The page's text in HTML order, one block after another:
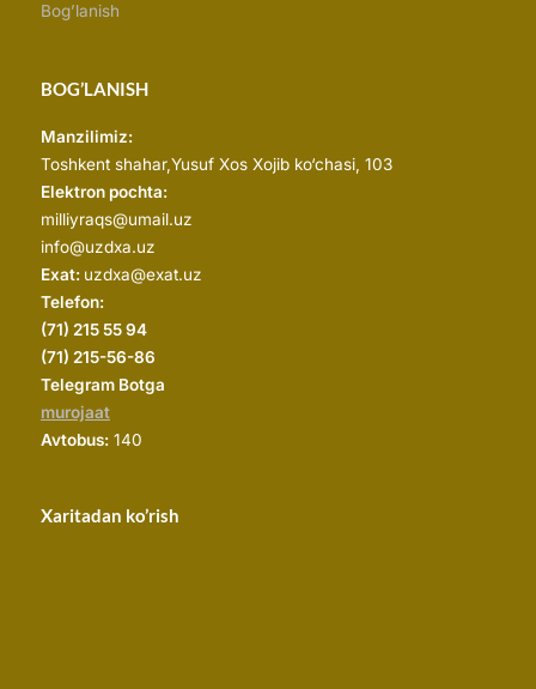
Bog’lanish
BOG’LANISH
Manzilimiz:
Toshkent shahar,Yusuf Xos Xojib ko‘chasi, 103
Elektron pochta:
milliyraqs@umail.uz
info@uzdxa.uz
Exat: uzdxa@exat.uz
Telefon:
(71) 215 55 94
(71) 215-56-86
Telegram Botga
murojaat
Avtobus: 140
Xaritadan ko’rish